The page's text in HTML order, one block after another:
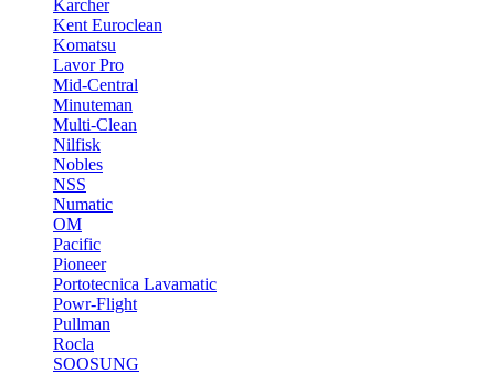
Karcher
Kent Euroclean
Komatsu
Lavor Pro
Mid-Central
Minuteman
Multi-Clean
Nilfisk
Nobles
NSS
Numatic
OM
Pacific
Pioneer
Portotecnica Lavamatic
Powr-Flight
Pullman
Rocla
SOOSUNG